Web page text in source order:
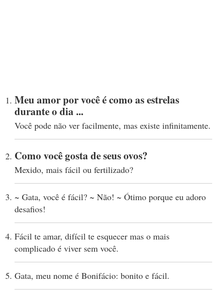
Meu amor por você é como as estrelas
durante o dia ...
Você pode não ver facilmente, mas existe infinitamente.
Como você gosta de seus ovos?
Mexido, mais fácil ou fertilizado?
~ Gata, você é fácil? ~ Não! ~ Ótimo porque eu adoro
desafios!
Fácil te amar, difícil te esquecer mas o mais
complicado é viver sem você.
Gata, meu nome é Bonifácio: bonito e fácil.